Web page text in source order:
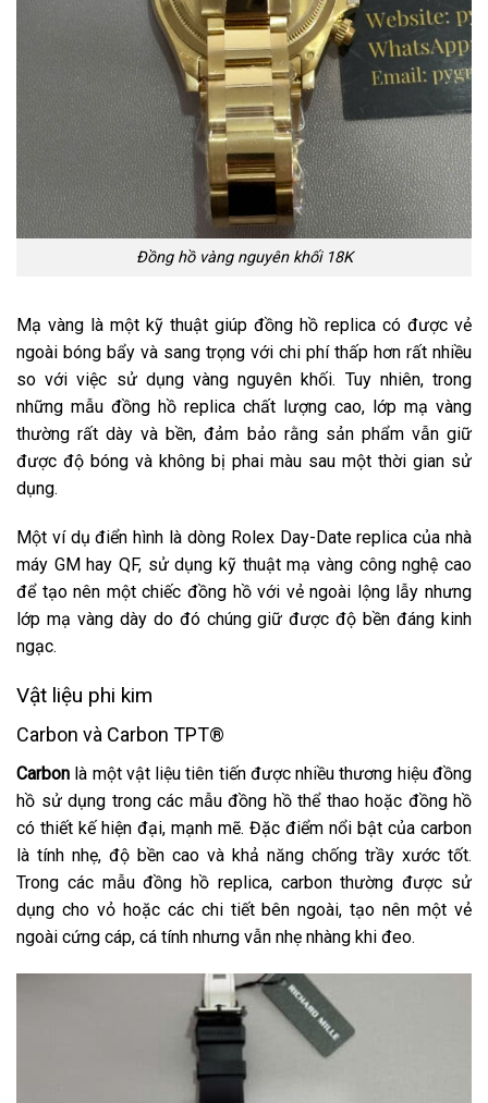
Đồng hồ vàng nguyên khối 18K
Mạ vàng là một kỹ thuật giúp đồng hồ replica có được vẻ
ngoài bóng bẩy và sang trọng với chi phí thấp hơn rất nhiều
so với việc sử dụng vàng nguyên khối. Tuy nhiên, trong
những mẫu đồng hồ replica chất lượng cao, lớp mạ vàng
thường rất dày và bền, đảm bảo rằng sản phẩm vẫn giữ
được độ bóng và không bị phai màu sau một thời gian sử
dụng.
Một ví dụ điển hình là dòng Rolex Day-Date replica của nhà
máy GM hay QF, sử dụng kỹ thuật mạ vàng công nghệ cao
để tạo nên một chiếc đồng hồ với vẻ ngoài lộng lẫy nhưng
lớp mạ vàng dày do đó chúng giữ được độ bền đáng kinh
ngạc.
Vật liệu phi kim
Carbon và Carbon TPT®
Carbon là một vật liệu tiên tiến được nhiều thương hiệu đồng
hồ sử dụng trong các mẫu đồng hồ thể thao hoặc đồng hồ
có thiết kế hiện đại, mạnh mẽ. Đặc điểm nổi bật của carbon
là tính nhẹ, độ bền cao và khả năng chống trầy xước tốt.
Trong các mẫu đồng hồ replica, carbon thường được sử
dụng cho vỏ hoặc các chi tiết bên ngoài, tạo nên một vẻ
ngoài cứng cáp, cá tính nhưng vẫn nhẹ nhàng khi đeo.